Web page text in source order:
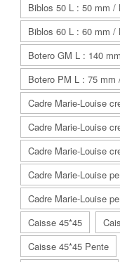
Biblos 50 L : 50 mm /
Biblos 60 L : 60 mm /
Botero GM L : 140
Botero PM L : 75 mm
Cadre Marie-Louise
Cadre Marie-Louise
Cadre Marie-Louise
Cadre Marie-Louise
Cadre Marie-Louise
Caisse 45*45
Caisse 45*45 Pente